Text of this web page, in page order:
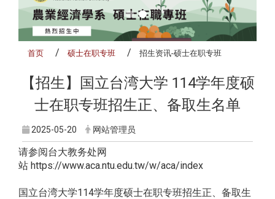
首页 硕士在职专班 招生资讯-硕士在职专班
【招生】国立台湾大学 114学年度硕
士在职专班招生正、备取生名单
2025-05-20 网站管理员
请参阅台大教务处网
站 https://www.aca.ntu.edu.tw/w/aca/index
国立台湾大学114学年度硕士在职专班招生正、备取生